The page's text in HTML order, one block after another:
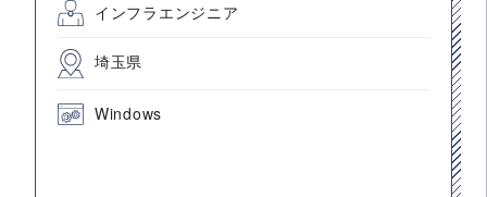
インフラエンジニア
埼玉県
Windows